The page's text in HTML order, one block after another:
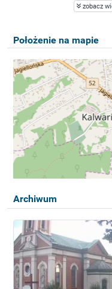
zobacz
Położenie na mapie
Archiwum